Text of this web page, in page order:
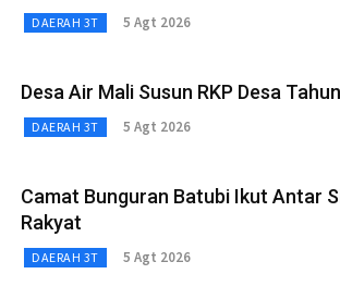
DAERAH 3T 5 Agt 2026
Desa Air Mali Susun RKP Desa
DAERAH 3T 5 Agt 2026
Camat Bunguran Batubi Ikut Antar
Rakyat
DAERAH 3T 5 Agt 2026